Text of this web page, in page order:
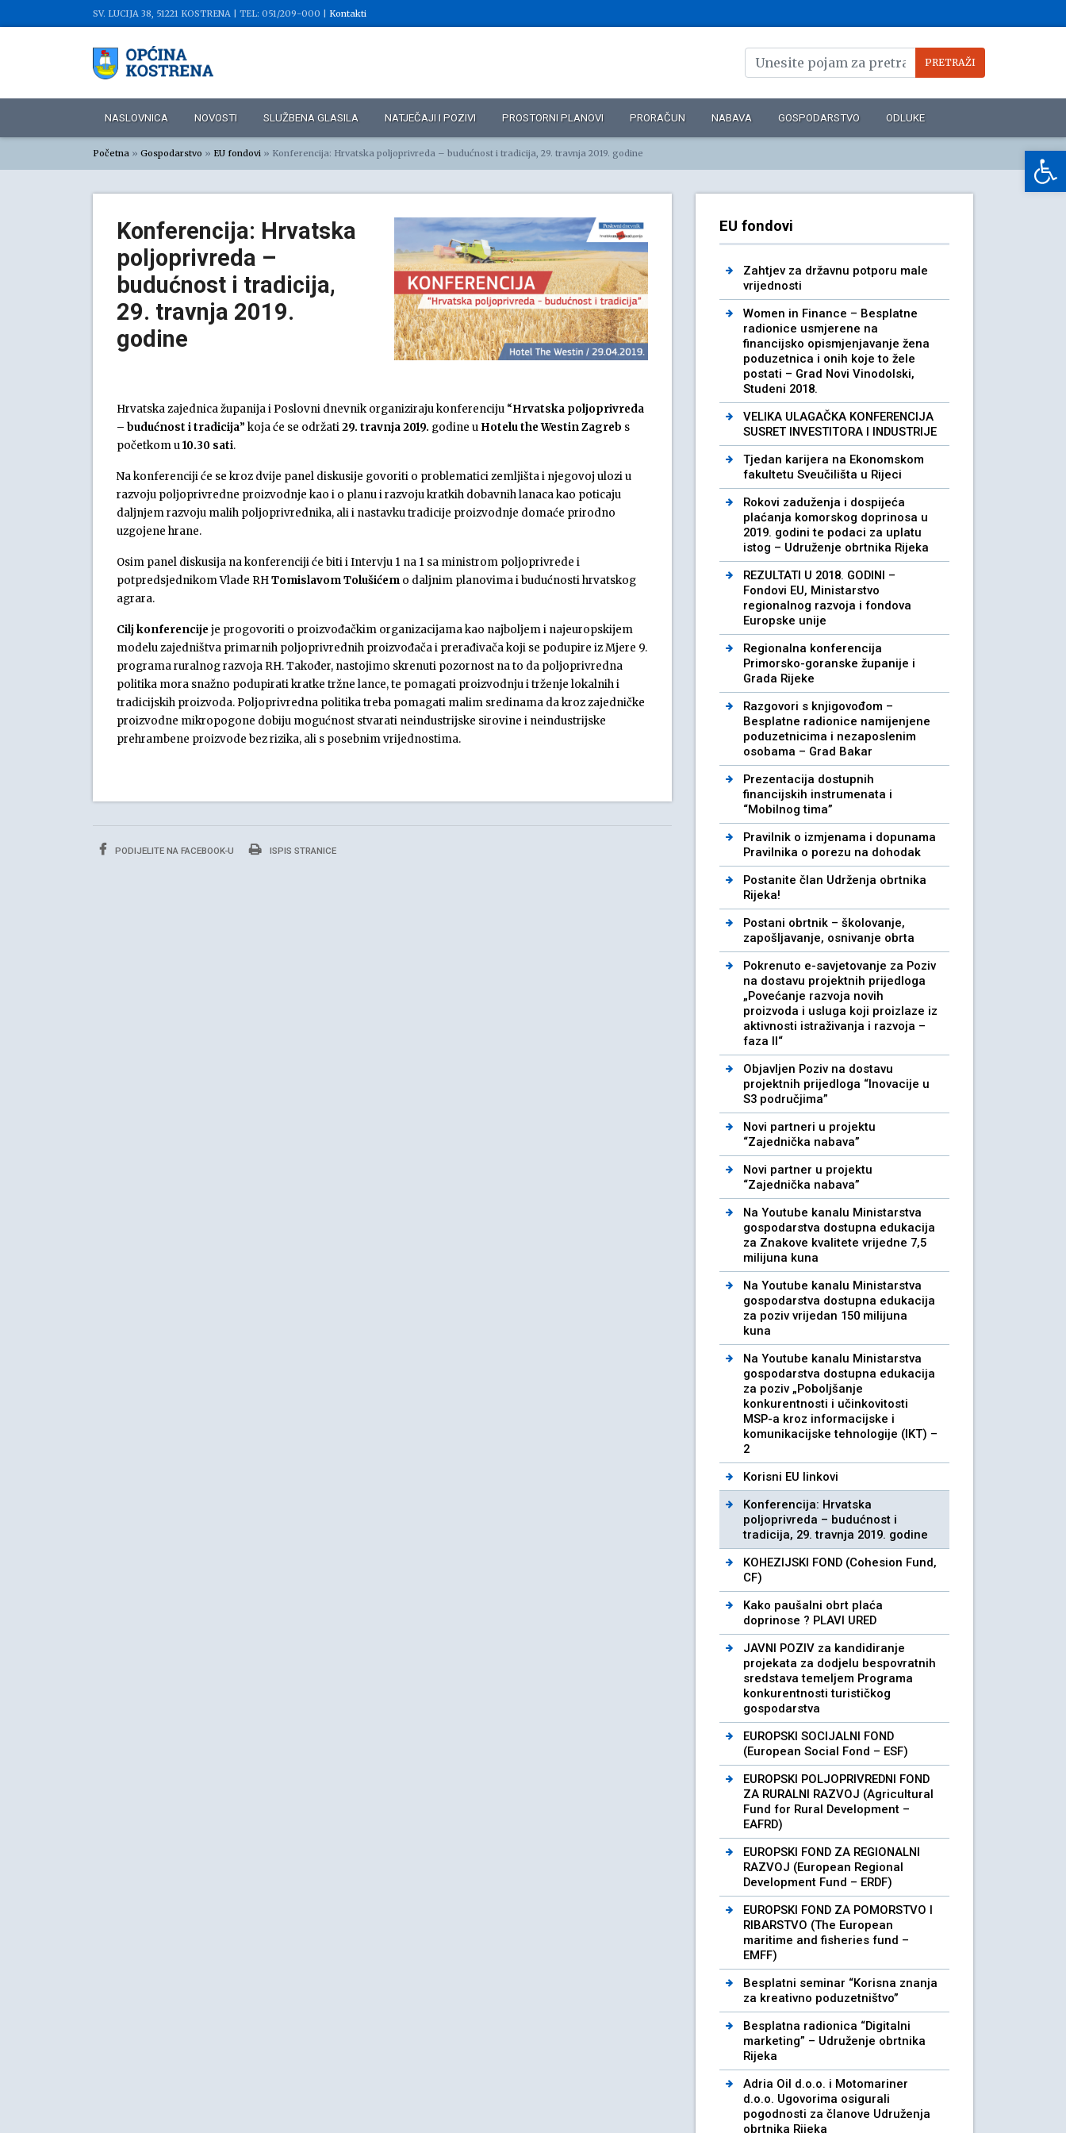
SV. LUCIJA 38, 51221 KOSTRENA | TEL: 051/209-000 | Kontakti
NASLOVNICA NOVOSTI SLUŽBENA GLASILA NATJEČAJI I POZIVI PROSTORNI PLANOVI PRORAČUN NABAVA GOSPODARSTVO ODLUKE
Početna » Gospodarstvo » EU fondovi » Konferencija: Hrvatska poljoprivreda – budućnost i tradicija, 29. travnja 2019. godine
Konferencija: Hrvatska
poljoprivreda –
budućnost i tradicija,
29. travnja 2019.
godine
Hrvatska zajednica županija i Poslovni dnevnik organiziraju konferenciju “Hrvatska poljoprivreda
– budućnost i tradicija” koja će se održati29. travnja 2019. godine u Hotelu the Westin Zagreb s
početkom u10.30 sati.
Na konferenciji će se kroz dvije panel diskusije govoriti o problematici zemljišta i njegovoj ulozi u
razvoju poljoprivredne proizvodnje kao i o planu i razvoju kratkih dobavnih lanaca kao poticaju
daljnjem razvoju malih poljoprivrednika, ali i nastavku tradicije proizvodnje domaće prirodno
uzgojene hrane.
Osim panel diskusija na konferenciji će biti i Intervju 1 na 1 sa ministrom poljoprivrede i
potpredsjednikom Vlade RHTomislavom Tolušićem o daljnim planovima i budućnosti hrvatskog
agrara.
Cilj konferencije je progovoriti o proizvođačkim organizacijama kao najboljem i najeuropskijem
modelu zajedništva primarnih poljoprivrednih proizvođača i prerađivača koji se podupire iz Mjere 9.
programa ruralnog razvoja RH. Također, nastojimo skrenuti pozornost na to da poljoprivredna
politika mora snažno podupirati kratke tržne lance, te pomagati proizvodnju i trženje lokalnih i
tradicijskih proizvoda. Poljoprivredna politika treba pomagati malim sredinama da kroz zajedničke
proizvodne mikropogone dobiju mogućnost stvarati neindustrijske sirovine i neindustrijske
prehrambene proizvode bez rizika, ali s posebnim vrijednostima.
PODIJELITE NA FACEBOOK-U ISPIS STRANICE
EU fondovi
Zahtjev za državnu potporu male
vrijednosti
Women in Finance – Besplatne
radionice usmjerene na
financijsko opismjenjavanje žena
poduzetnica i onih koje to žele
postati – Grad Novi Vinodolski,
Studeni 2018.
VELIKA ULAGAČKA KONFERENCIJA
SUSRET INVESTITORA I INDUSTRIJE
Tjedan karijera na Ekonomskom
fakultetu Sveučilišta u Rijeci
Rokovi zaduženja i dospijeća
plaćanja komorskog doprinosa u
2019. godini te podaci za uplatu
istog – Udruženje obrtnika Rijeka
REZULTATI U 2018. GODINI –
Fondovi EU, Ministarstvo
regionalnog razvoja i fondova
Europske unije
Regionalna konferencija
Primorsko-goranske županije i
Grada Rijeke
Razgovori s knjigovođom –
Besplatne radionice namijenjene
poduzetnicima i nezaposlenim
osobama – Grad Bakar
Prezentacija dostupnih
financijskih instrumenata i
“Mobilnog tima”
Pravilnik o izmjenama i dopunama
Pravilnika o porezu na dohodak
Postanite član Udrženja obrtnika
Rijeka!
Postani obrtnik – školovanje,
zapošljavanje, osnivanje obrta
Pokrenuto e-savjetovanje za Poziv
na dostavu projektnih prijedloga
„Povećanje razvoja novih
proizvoda i usluga koji proizlaze iz
aktivnosti istraživanja i razvoja –
faza II“
Objavljen Poziv na dostavu
projektnih prijedloga “Inovacije u
S3 područjima”
Novi partneri u projektu
“Zajednička nabava”
Novi partner u projektu
“Zajednička nabava”
Na Youtube kanalu Ministarstva
gospodarstva dostupna edukacija
za Znakove kvalitete vrijedne 7,5
milijuna kuna
Na Youtube kanalu Ministarstva
gospodarstva dostupna edukacija
za poziv vrijedan 150 milijuna
kuna
Na Youtube kanalu Ministarstva
gospodarstva dostupna edukacija
za poziv „Poboljšanje
konkurentnosti i učinkovitosti
MSP-a kroz informacijske i
komunikacijske tehnologije (IKT) –
2
Korisni EU linkovi
Konferencija: Hrvatska
poljoprivreda – budućnost i
tradicija, 29. travnja 2019. godine
KOHEZIJSKI FOND (Cohesion Fund,
CF)
Kako paušalni obrt plaća
doprinose ? PLAVI URED
JAVNI POZIV za kandidiranje
projekata za dodjelu bespovratnih
sredstava temeljem Programa
konkurentnosti turističkog
gospodarstva
EUROPSKI SOCIJALNI FOND
(European Social Fond – ESF)
EUROPSKI POLJOPRIVREDNI FOND
ZA RURALNI RAZVOJ (Agricultural
Fund for Rural Development –
EAFRD)
EUROPSKI FOND ZA REGIONALNI
RAZVOJ (European Regional
Development Fund – ERDF)
EUROPSKI FOND ZA POMORSTVO I
RIBARSTVO (The European
maritime and fisheries fund –
EMFF)
Besplatni seminar “Korisna znanja
za kreativno poduzetništvo”
Besplatna radionica “Digitalni
marketing” – Udruženje obrtnika
Rijeka
Adria Oil d.o.o. i Motomariner
d.o.o. Ugovorima osigurali
pogodnosti za članove Udruženja
obrtnika Rijeka